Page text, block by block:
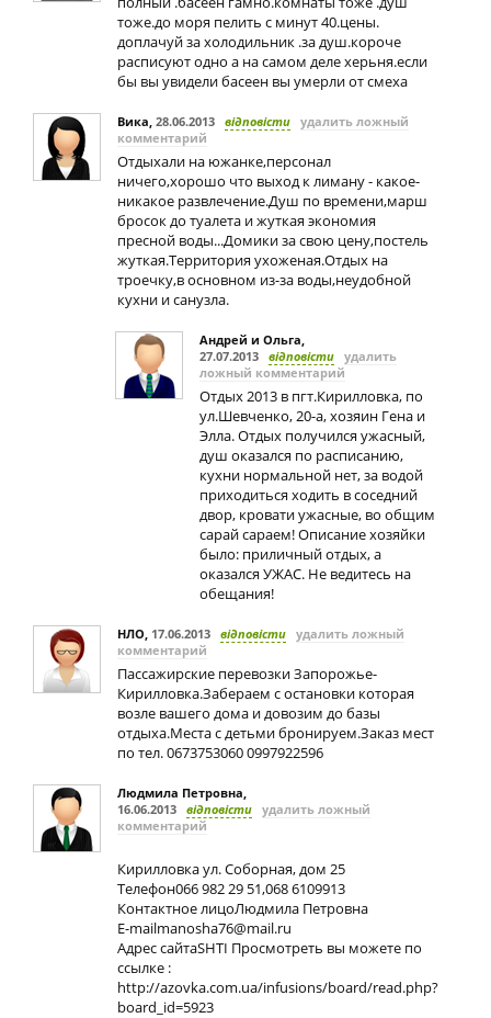
тоже.до моря пелить с минут 40.цены.
доплачуй за холодильник .за душ.короче
расписуют одно а на самом деле херьня.если
бы вы увидели басеен вы умерли от смеха
Вика, 28.06.2013 відповісти удалить ложный
комментарий
Отдыхали на южанке,персонал
ничего,хорошо что выход к лиману - какое-
никакое развлечение.Душ по времени,марш
бросок до туалета и жуткая экономия
пресной воды...Домики за свою цену,постель
жуткая.Территория ухоженая.Отдых на
троечку,в основном из-за воды,неудобной
кухни и санузла.
Андрей и Ольга,
27.07.2013 відповісти удалить
ложный комментарий
Отдых 2013 в пгт.Кирилловка, по
ул.Шевченко, 20-а, хозяин Гена и
Элла. Отдых получился ужасный,
душ оказался по расписанию,
кухни нормальной нет, за водой
приходиться ходить в соседний
двор, кровати ужасные, во общим
сарай сараем! Описание хозяйки
было: приличный отдых, а
оказался УЖАС. Не ведитесь на
обещания!
НЛО, 17.06.2013 відповісти удалить ложный
комментарий
Пассажирские перевозки Запорожье-
Кирилловка.Забераем с остановки которая
возле вашего дома и довозим до базы
отдыха.Места с детьми бронируем.Заказ мест
по тел. 0673753060 0997922596
Людмила Петровна,
16.06.2013 відповісти удалить ложный
комментарий
Кирилловка ул. Соборная, дом 25
Телефон066 982 29 51,068 6109913
Контактное лицоЛюдмила Петровна
E-mailmanosha76@mail.ru
Адрес сайтаSHTI Просмотреть вы можете по
ссылке :
http://azovka.com.ua/infusions/board/read.php?
board_id=5923